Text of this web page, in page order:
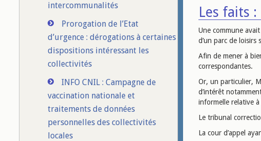
intercommunalités
Prorogation de l’Etat
d’urgence : dérogations à certaines
dispositions intéressant les
collectivités
INFO CNIL : Campagne de
vaccination nationale et
traitements de données
personnelles des collectivités
locales
Les faits :
Une commune
d’un parc de
Afin de mener à
correspondantes.
Or, un particulier,
d’intérêt
informelle relative
Le tribunal
La cour d’appel